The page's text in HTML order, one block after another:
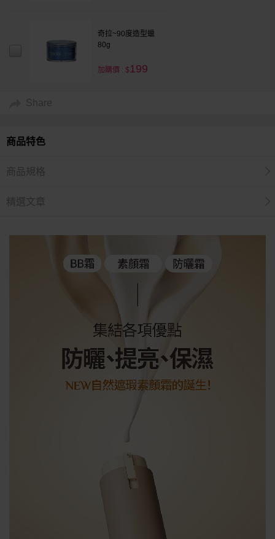
奇拉~90度造型蠟
80g
加購價 : $199
Share
商品特色
商品規格
精選文章